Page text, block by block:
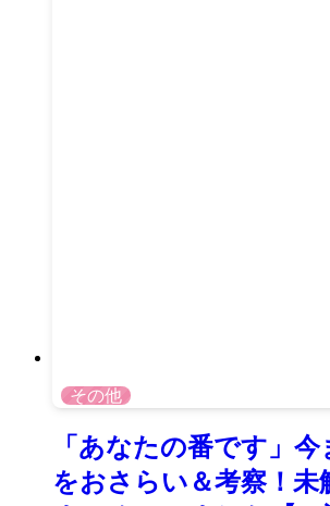
その他
「あなたの番です」
をおさらい＆考察！未